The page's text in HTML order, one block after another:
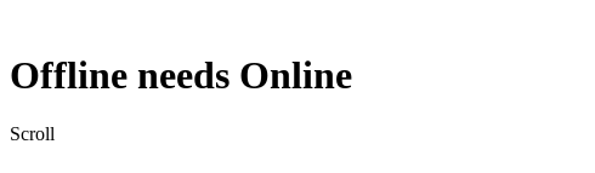
Offline needs Online
Scroll